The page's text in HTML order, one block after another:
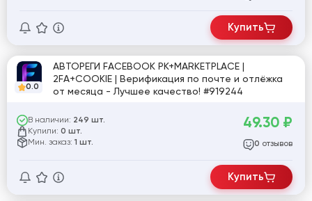
Купить
0.0
АВТОРЕГИ FACEBOOK РК+MARKETPLACE |
2FA+COOKIE | Верификация по почте и отлёжка
от месяца - Лучшее качество! #919244
В наличии: 249 шт.
Купили: 0 шт.
Мин. заказ: 1 шт.
49.30 ₽
0 отзывов
Купить